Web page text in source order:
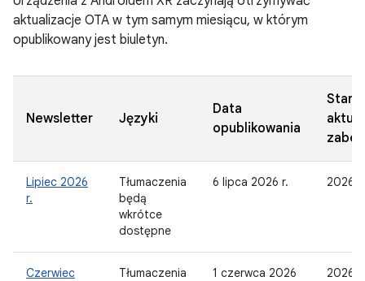
aktualizacje OTA w tym samym miesiącu, w którym
opublikowany jest biuletyn.
Newsletter Języki
Data
opublikowania
Stan
Lipiec 2026
r.
Tłumaczenia
będą
wkrótce
dostępne
6 lipca 2026 r. 2026-
Czerwiec
Tłumaczenia
1 czerwca 2026
2026-